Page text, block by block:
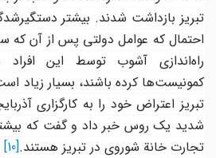
تبریز بازداشت شدند. بیشتر
احتمال که عوامل دولتی پس از آن که
راه‌اندازی آشوب توسط این افراد
کمونیست‌ها کرده باشند، بسیار زیاد
تبریز اعتراض خود را به کارگزاری
شدید یک روس خبر داد و گفت که بیشتر
تجارت خانة شوروی در تبریز هستند.[10]